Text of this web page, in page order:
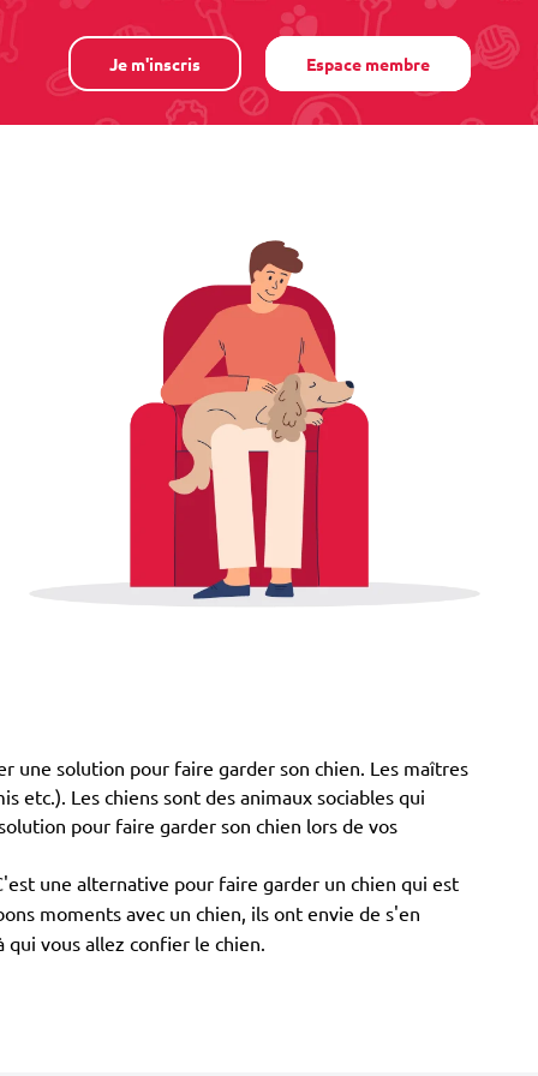
Je m'inscris Espace membre
une solution pour faire garder son chien. Les maîtres
etc.). Les chiens sont des animaux sociables qui
pour faire garder son chien lors de vos
une alternative pour faire garder un chien qui est
moments avec un chien, ils ont envie de s'en
vous allez confier le chien.